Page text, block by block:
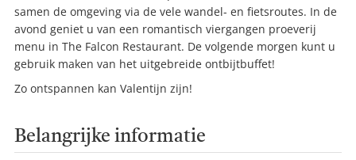
samen de omgeving via de vele wandel- en fietsroutes. In de
avond geniet u van een romantisch viergangen proeverij
menu in The Falcon Restaurant. De volgende morgen kunt u
gebruik maken van het uitgebreide ontbijtbuffet!
Zo ontspannen kan Valentijn zijn!
Belangrijke informatie